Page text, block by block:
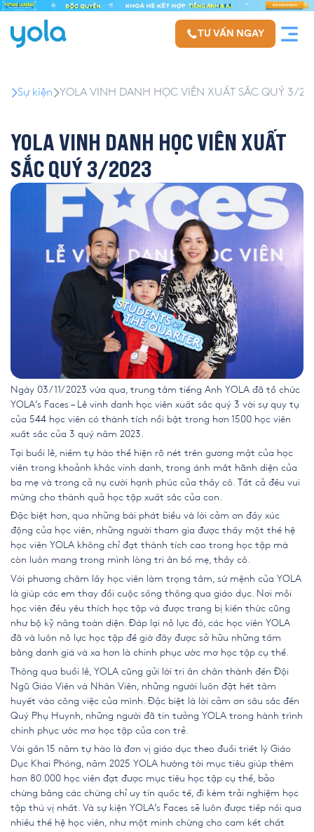
TƯ VẤN NGAY
Sự kiện YOLA VINH DANH HỌC VIÊN XUẤT SẮC QUÝ 3/
YOLA VINH DANH HỌC VIÊN XUẤT
SẮC QUÝ 3/2023
Ngày 03/11/2023 vừa qua, trung tâm tiếng Anh YOLA đã tổ chức
YOLA’s Faces – Lễ vinh danh học viên xuất sắc quý 3 với sự quy tụ
của 544 học viên có thành tích nổi bật trong hơn 1500 học viên
xuất sắc của 3 quý năm 2023.
Tại buổi lễ, niềm tự hào thể hiện rõ nét trên gương mặt của học
viên trong khoảnh khắc vinh danh, trong ánh mắt hãnh diện của
ba mẹ và trong cả nụ cười hạnh phúc của thầy cô. Tất cả đều vui
mừng cho thành quả học tập xuất sắc của con.
Đặc biệt hơn, qua những bài phát biểu và lời cảm ơn đầy xúc
động của học viên, những người tham gia được thấy một thế hệ
học viên YOLA không chỉ đạt thành tích cao trong học tập mà
còn luôn mang trong mình lòng tri ân bố mẹ, thầy cô.
Với phương châm lấy học viên làm trọng tâm, sứ mệnh của YOLA
là giúp các em thay đổi cuộc sống thông qua giáo dục. Nơi mỗi
học viên đều yêu thích học tập và được trang bị kiến thức cũng
như bộ kỹ năng toàn diện. Đáp lại nỗ lực đó, các học viên YOLA
đã và luôn nỗ lực học tập để giờ đây được sở hữu những tấm
bằng danh giá và xa hơn là chinh phục ước mơ học tập cụ thể.
Thông qua buổi lễ, YOLA cũng gửi lời tri ân chân thành đến Đội
Ngũ Giáo Viên và Nhân Viên, những người luôn đặt hết tâm
huyết vào công việc của mình. Đặc biệt là lời cảm ơn sâu sắc đến
Quý Phụ Huynh, những người đã tin tưởng YOLA trong hành trình
chinh phục ước mơ học tập của con trẻ.
Với gần 15 năm tự hào là đơn vị giáo dục theo đuổi triết lý Giáo
Dục Khai Phóng, năm 2025 YOLA hướng tới mục tiêu giúp thêm
hơn 80.000 học viên đạt được mục tiêu học tập cụ thể, bảo
chứng bằng các chứng chỉ uy tín quốc tế, đi kèm trải nghiệm học
tập thú vị nhất. Và sự kiện YOLA’s Faces sẽ luôn được tiếp nối qua
nhiều thế hệ học viên, như một minh chứng cho cam kết chất